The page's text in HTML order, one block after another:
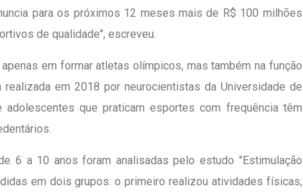
para os próximos 12 meses mais de R$ 100 milhões
de qualidade", escreveu.
em formar atletas olímpicos, mas também na função
em 2018 por neurocientistas da Universidade de
adolescentes que praticam esportes com frequência têm
6 a 10 anos foram analisadas pelo estudo "Estimulação
em dois grupos: o primeiro realizou atividades físicas,